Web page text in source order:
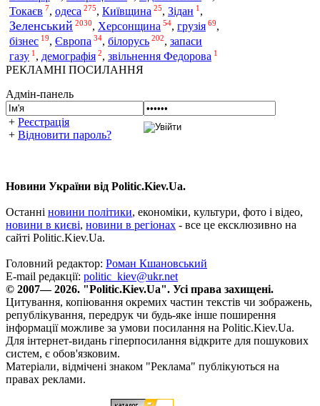
Токаєв 7, одеса 275, Київщина 25, Зідан 1 ,
Зеленський 2030, Херсонщина 54, грузія 69,
бізнес 19, Європа 34, білорусь 202, запаси
газу 1 , демографія 2, звільнення Федорова 1
РЕКЛАМНІ ПОСИЛАННЯ
Адмін-панель
+ Реєстрація
+ Відновити пароль?
Новини України від Politic.Kiev.Ua.
Останні новини політики, економіки, культури, фото і відео,
новини в києві, новини в регіонах - все це ексклюзивно на
сайті Politic.Kiev.Ua.
Головний редактор: Роман Кшановський
E-mail редакції: politic_kiev@ukr.net
© 2007— 2026. "Politic.Kiev.Ua". Усі права захищені.
Цитування, копіювання окремих частин текстів чи зображень,
републікування, передрук чи будь-яке інше поширення
інформації можливе за умови посилання на Politic.Kiev.Ua.
Для інтернет-видань гіперпосилання відкрите для пошукових
систем, є обов'язковим.
Матеріали, відмічені знаком "Реклама" публікуються на
правах реклами.